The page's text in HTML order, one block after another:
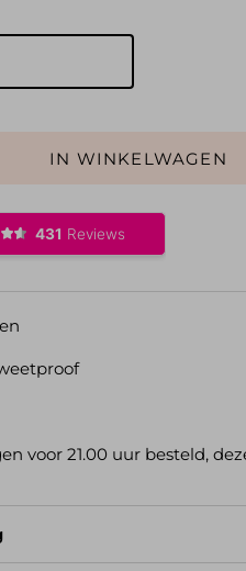
IN WINKELWAGEN
voor 21.00 uur besteld,